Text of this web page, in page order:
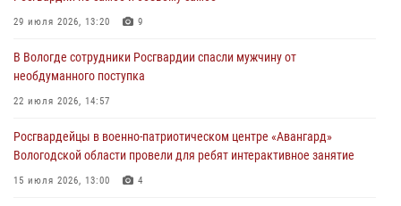
В Вологде определились победители и призеры Чемпионатов
Северо-Западного округа Росгвардии по спортивному и боевому
03 августа 2026, 08:54 1
ЗА МИНУВШУЮ НЕДЕЛЮ СОТРУДНИКАМИ ВНЕВЕДОМСТВЕННОЙ
ПРАВОНАРУШИТЕЛЯ
02 августа 2026, 10:37
29 июля 2026, 13:20 9
В Вологде сотрудники Росгвардии спасли мужчину от
необдуманного поступка
22 июля 2026, 14:57
Росгвардейцы в военно-патриотическом центре «Авангард»
Вологодской области провели для ребят интерактивное занятие
15 июля 2026, 13:00 4